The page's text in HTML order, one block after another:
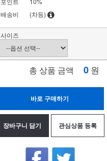
배송비
(차등)
사이즈
총 상품 금액 0 원
바로 구매하기
장바구니 담기 관심상품 등록